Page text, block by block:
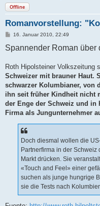
Offline
Romanvorstellung:
B
i
t
a
g
16. Januar 2010, 22:49
Spannender Roman
Roth Hipolsteiner Volkszeitung
Schweizer mit brauner Haut.
schwarzer Kolumbianer, von
ihn seit früher Kindheit nicht
der Enge der Schweiz und in
Firma als Jungunternehmer
Doch diesmal wollen die
Partnerfirma in der
Markt drücken. Sie
«Touch and Feel» einer
suchen als junge hungrige
sie die Tests nach